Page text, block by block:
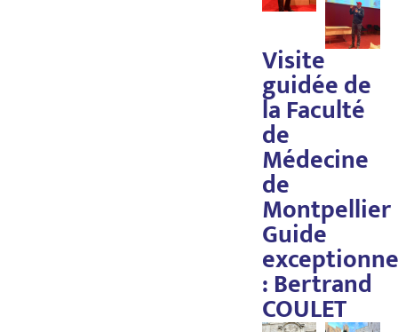
Visite
guidée de
la Faculté
de
Médecine
de
Montpellier
Guide
: Bertrand
COULET